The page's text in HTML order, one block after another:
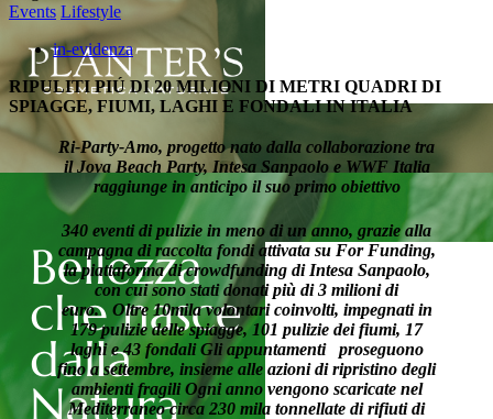
Events Lifestyle
in-evidenza
RIPULITI PIÚ DI 20 MILIONI DI METRI QUADRI DI
SPIAGGE, FIUMI, LAGHI E FONDALI IN ITALIA
Ri-Party-Amo, progetto nato dalla collaborazione tra
il Jova Beach Party, Intesa Sanpaolo e WWF Italia
raggiunge in anticipo il suo primo obiettivo
340 eventi di pulizie in meno di un anno, grazie alla
campagna di raccolta fondi attivata su For Funding,
la piattaforma di crowdfunding di Intesa Sanpaolo,
con cui sono stati donati più di 3 milioni di
euro. Oltre10mila volontari coinvolti, impegnati in
179 pulizie delle spiagge, 101 pulizie dei fiumi, 17
laghi e 43 fondali Gli appuntamenti proseguono
fino a settembre, insieme alle azioni di ripristino degli
ambienti fragili Ogni anno vengono scaricate nel
Mediterraneo circa 230 mila tonnellate di rifiuti di